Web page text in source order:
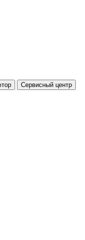
Сервисный центр